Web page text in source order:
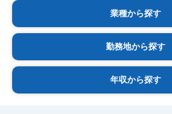
業種から探す
勤務地から探す
年収から探す